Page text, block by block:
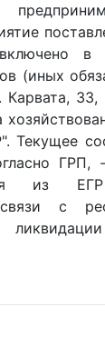
в
(иных
Карвата,
Текущее
ГРП,
из ЕГР
с